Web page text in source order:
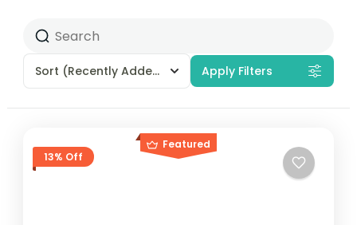
Sort (Recently Added) Apply Filters
Featured
13% Off